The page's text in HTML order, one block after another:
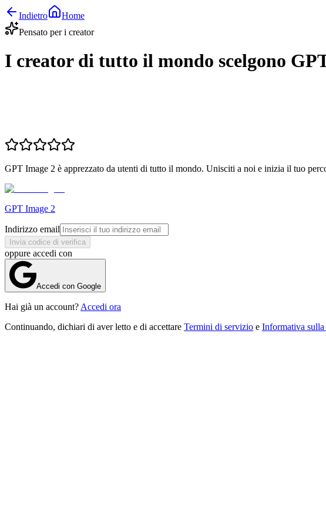
Indietro
Home
Pensato per i creator
I creator di tutto il mondo scelgono
GPT Image 2 è apprezzato da utenti di tutto il mondo. Unisciti a noi e inizia il tuo
GPT Image 2
Indirizzo email
Invia codice di verifica
oppure accedi con
Accedi con Google
Hai già un account? Accedi ora
Continuando, dichiari di aver letto e di accettare Termini di servizio e Informativa